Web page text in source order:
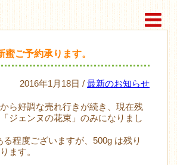
蜜ご予約承ります。
2016年1月18日 / 最新のお知らせ
ら好調な売れ行きが続き、現在残
ジェンヌの花束」のみになりまし
る程度ございますが、500g は残り
ます。